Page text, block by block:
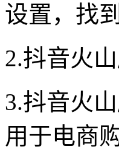
设置，找
2.抖音火
3.抖音火
用于电商